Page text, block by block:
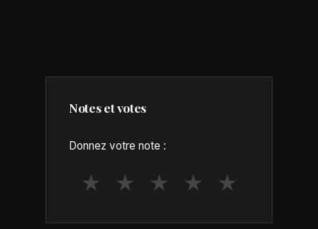
Notes et votes
Donnez votre note :
★ ★ ★ ★ ★